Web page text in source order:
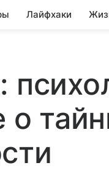
Лайфхаки
о